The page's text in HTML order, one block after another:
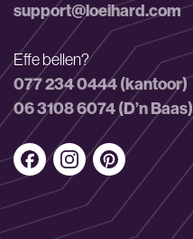
support@loeihard.com
Effe bellen?
077 234 0444 (kantoor)
06 3108 6074 (D’n Baas)